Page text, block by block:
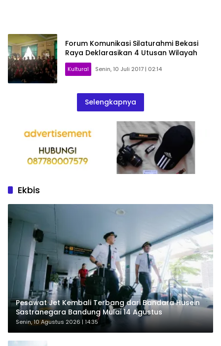
Forum Komunikasi Silaturahmi Bekasi
Raya Deklarasikan 4 Utusan Wilayah
Kultural Senin, 10 Juli 2017 | 02:14
Selengkapnya
Ekbis
Pesawat Jet Kembali Terbang dari Bandara Husein
Sastranegara Bandung Mulai 14 Agustus
Senin, 10 Agustus 2026 | 14:35